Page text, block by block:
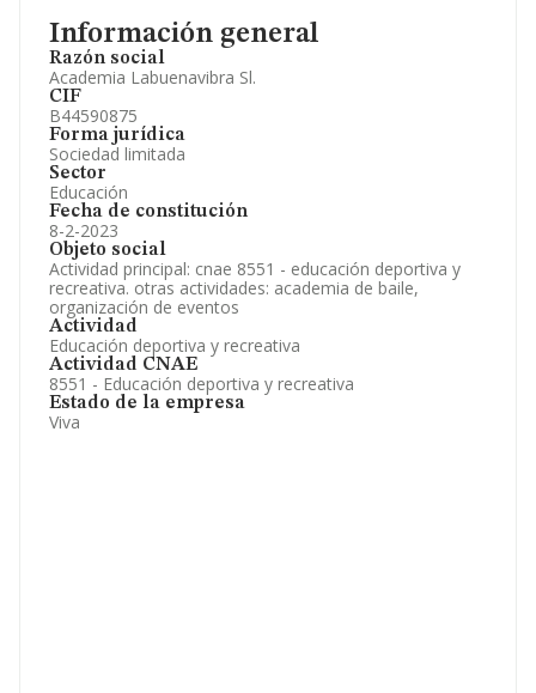
Información general
Razón social
Academia Labuenavibra Sl.
CIF
B44590875
Forma jurídica
Sociedad limitada
Sector
Educación
Fecha de constitución
8-2-2023
Objeto social
Actividad principal: cnae 8551 - educación deportiva y
recreativa. otras actividades: academia de baile,
organización de eventos
Actividad
Educación deportiva y recreativa
Actividad CNAE
8551 - Educación deportiva y recreativa
Estado de la empresa
Viva
Información oficial y registral complementaria.